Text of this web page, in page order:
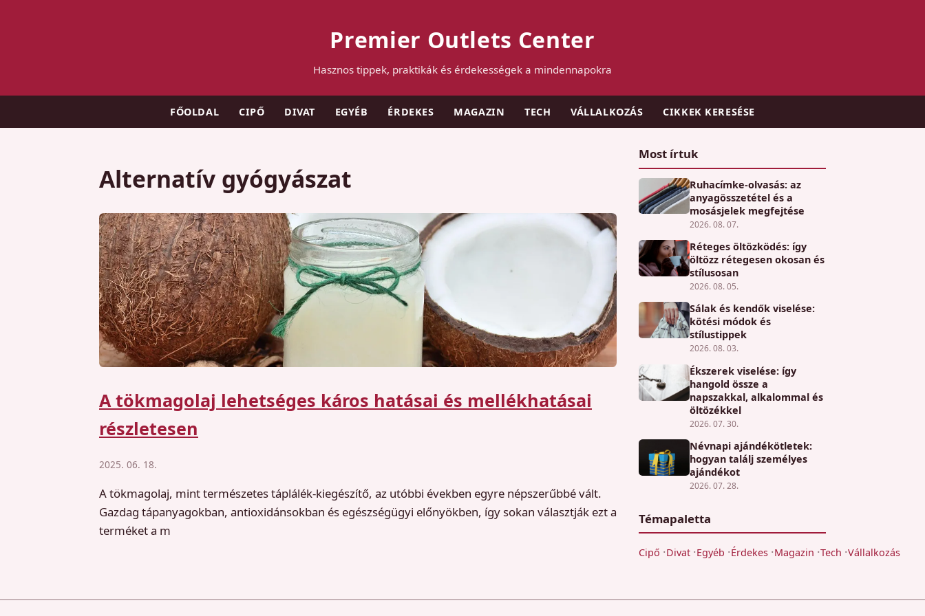
Premier Outlets Center
Hasznos tippek, praktikák és érdekességek a mindennapokra
FŐOLDAL CIPŐ DIVAT EGYÉB ÉRDEKES MAGAZIN TECH VÁLLALKOZÁS CIKKEK KERESÉSE
Alternatív gyógyászat
A tökmagolaj lehetséges káros hatásai és mellékhatásai
részletesen
2025. 06. 18.
A tökmagolaj, mint természetes táplálék-kiegészítő, az utóbbi években egyre népszerűbbé vált.
Gazdag tápanyagokban, antioxidánsokban és egészségügyi előnyökben, így sokan választják ezt a
terméket a m
Most írtuk
Ruhacímke-olvasás: az
anyagösszetétel és a
mosásjelek megfejtése
2026. 08. 07.
Réteges öltözködés: így
öltözz rétegesen okosan és
stílusosan
2026. 08. 05.
Sálak és kendők viselése:
kötési módok és
stílustippek
2026. 08. 03.
Ékszerek viselése: így
hangold össze a
napszakkal, alkalommal és
öltözékkel
2026. 07. 30.
Névnapi ajándékötletek:
hogyan találj személyes
ajándékot
2026. 07. 28.
Témapaletta
Cipő Divat Egyéb Érdekes Magazin Tech Vállalkozás